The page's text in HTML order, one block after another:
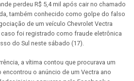
perdeu R$ 5,4 mil após cair no chamado
também conhecido como golpe do falso
de um veículo Chevrolet Vectra
foi registrado como fraude eletrônica
do Sul neste sábado (17).
a vítima contou que procurava um
o anúncio de um Vectra ano